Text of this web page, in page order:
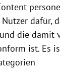
dafür,
die damit
ist. Es